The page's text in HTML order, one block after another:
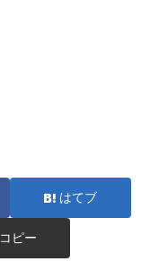
はてブ
コピー